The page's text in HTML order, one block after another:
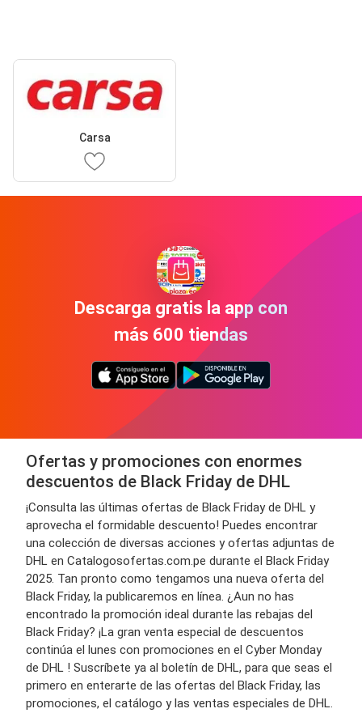
Carsa
Descarga gratis la app con
más 600 tiendas
Ofertas y promociones con enormes
descuentos de Black Friday de DHL
¡Consulta las últimas ofertas de Black Friday de DHL y
aprovecha el formidable descuento! Puedes encontrar
una colección de diversas acciones y ofertas adjuntas de
DHL en Catalogosofertas.com.pe durante el Black Friday
2025. Tan pronto como tengamos una nueva oferta del
Black Friday, la publicaremos en línea. ¿Aun no has
encontrado la promoción ideal durante las rebajas del
Black Friday? ¡La gran venta especial de descuentos
continúa el lunes con promociones en el Cyber Monday
de DHL ! Suscríbete ya al boletín de DHL, para que seas el
primero en enterarte de las ofertas del Black Friday, las
promociones, el catálogo y las ventas especiales de DHL.